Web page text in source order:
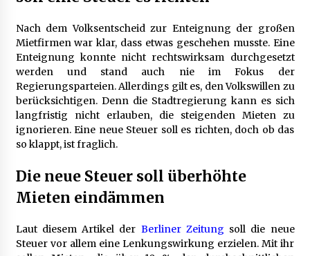
B2B-Beschaffung 2026: Strategien und
Technologien, die den Einkauf transformieren
3 Monaten ago
Schuldnerberatung: So gewinnen Sie wieder
Kontrolle über Ihre Finanzen
3 Monaten ago
1. Bestandsmanagement: Den Überblick
3 Monaten ago
Eingangstür bei Otypo
3 Monaten ago
Nach dem Volksentscheid zur Enteignung der großen
Mietfirmen war klar, dass etwas geschehen musste. Eine
Enteignung konnte nicht rechtswirksam durchgesetzt
werden und stand auch nie im Fokus der
Regierungsparteien. Allerdings gilt es, den Volkswillen zu
berücksichtigen. Denn die Stadtregierung kann es sich
langfristig nicht erlauben, die steigenden Mieten zu
ignorieren. Eine neue Steuer soll es richten, doch ob das
so klappt, ist fraglich.
Die neue Steuer soll überhöhte
Mieten eindämmen
Laut diesem Artikel der Berliner Zeitung soll die neue
Steuer vor allem eine Lenkungswirkung erzielen. Mit ihr